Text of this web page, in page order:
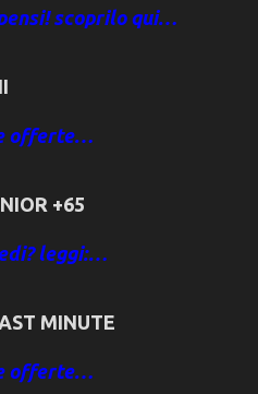
scoprilo qui…
offerte…
+65
leggi:…
MINUTE
offerte…